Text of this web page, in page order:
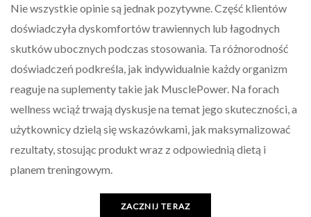
Nie wszystkie opinie są jednak pozytywne. Część klientów
doświadczyła dyskomfortów trawiennych lub łagodnych
skutków ubocznych podczas stosowania. Ta różnorodność
doświadczeń podkreśla, jak indywidualnie każdy organizm
reaguje na suplementy takie jak MusclePower. Na forach
wellness wciąż trwają dyskusje na temat jego skuteczności, a
użytkownicy dzielą się wskazówkami, jak maksymalizować
rezultaty, stosując produkt wraz z odpowiednią dietą i
planem treningowym.
ZACZNIJ TERAZ